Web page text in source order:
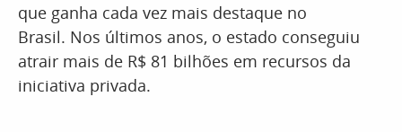
que ganha cada vez mais destaque no
Brasil. Nos últimos anos, o estado conseguiu
atrair mais de R$ 81 bilhões em recursos da
iniciativa privada.